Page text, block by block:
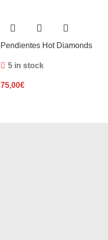
Pendientes Hot Diamonds
5 in stock
75,00€